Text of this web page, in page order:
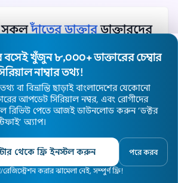
সকলদাঁতের ডাক্তারডাক্তারদের
সকলবন্ধ্যাত্ব বিশেষজ্ঞ
তালিকা
হাসপাতাল বিশেষজ্ঞ
বসেই খুঁজুন ৮,০০০+ ডাক্তারের চেম্বার
নাম্বার তথ্য!
বা বিভ্রান্তি ছাড়াই বাংলাদেশের যেকোনো
আপডেট সিরিয়াল নম্বর, এবং রোগীদের
রিভিউ পেতে আজই ডাউনলোড করুন ’ডক্টর
অ্যাপ।
থেকে ফ্রি ইনস্টল করুন পরে করব
করার ঝামেলা নেই, সম্পুর্ণ ফ্রি!